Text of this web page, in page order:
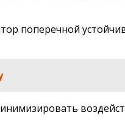
поперечной